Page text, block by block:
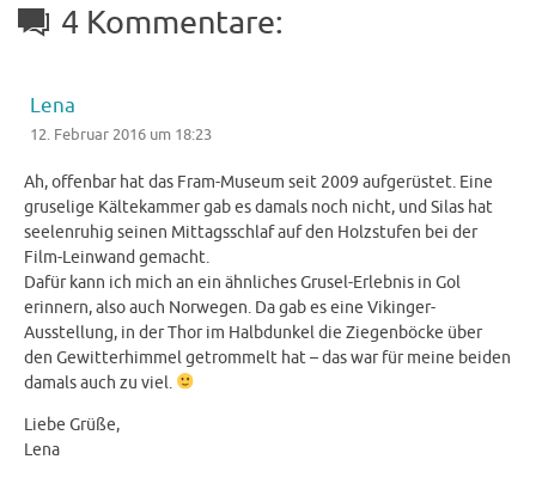
4 Kommentare:
Lena
12. Februar 2016 um 18:23
Ah, offenbar hat das Fram-Museum seit 2009 aufgerüstet. Eine
gruselige Kältekammer gab es damals noch nicht, und Silas hat
seelenruhig seinen Mittagsschlaf auf den Holzstufen bei der
Film-Leinwand gemacht.
Dafür kann ich mich an ein ähnliches Grusel-Erlebnis in Gol
erinnern, also auch Norwegen. Da gab es eine Vikinger-
Ausstellung, in der Thor im Halbdunkel die Ziegenböcke über
den Gewitterhimmel getrommelt hat – das war für meine beiden
damals auch zu viel.
Liebe Grüße,
Lena